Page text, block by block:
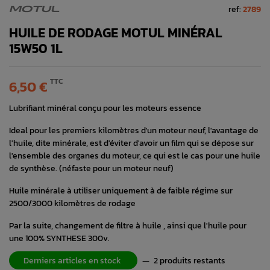
MOTUL ref:2789
HUILE DE RODAGE MOTUL MINÉRAL
15W50 1L
6,50 € TTC
Lubrifiant minéral conçu pour les moteurs essence
Ideal pour les premiers kilomètres d'un moteur neuf, l'avantage de
l'huile, dite minérale, est d'éviter d'avoir un film qui se dépose sur
l'ensemble des organes du moteur, ce qui est le cas pour une huile
de synthèse. (néfaste pour un moteur neuf)
Huile minérale à utiliser uniquement à de faible régime sur
2500/3000 kilomètres de rodage
Par la suite, changement de filtre à huile , ainsi que l'huile pour
une 100% SYNTHESE 300v.
Derniers articles en stock
— 2 produits restants